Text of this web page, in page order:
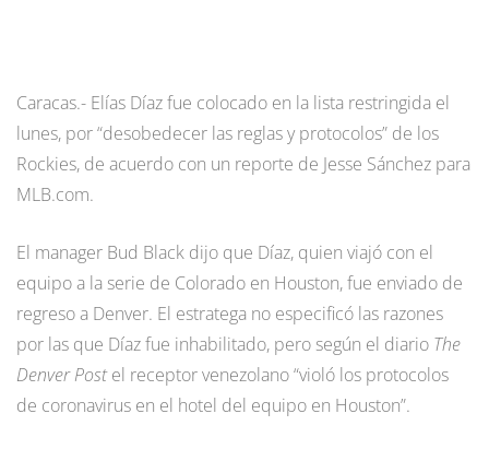
Caracas.- Elías Díaz fue colocado en la lista restringida el
lunes, por “desobedecer las reglas y protocolos” de los
Rockies, de acuerdo con un reporte de Jesse Sánchez para
MLB.com.
El manager Bud Black dijo que Díaz, quien viajó con el
equipo a la serie de Colorado en Houston, fue enviado de
regreso a Denver. El estratega no especificó las razones
por las que Díaz fue inhabilitado, pero según el diario The
Denver Postel receptor venezolano “violó los protocolos
de coronavirus en el hotel del equipo en Houston”.